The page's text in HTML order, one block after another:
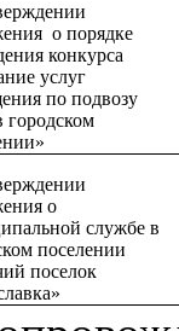
о порядке
конкурса
услуг
по подвозу
городском
о
службе в
поселении
поселок